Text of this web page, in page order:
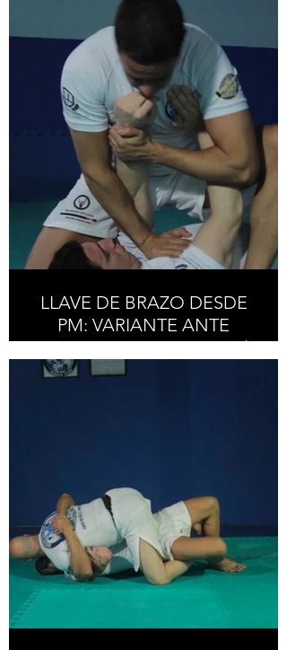
MOUNT POSITION
LLAVE DE BRAZO DESDE
PM: VARIANTE ANTE
EMPUJE HACIA ARRIBA /
ARM LOCK FROM MP: